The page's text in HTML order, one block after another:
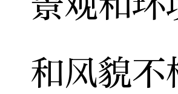
和风貌不